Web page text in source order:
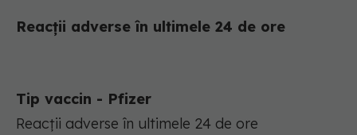
Reacții adverse în ultimele 24 de ore
Tip vaccin - Pfizer
Reacții adverse în ultimele 24 de ore